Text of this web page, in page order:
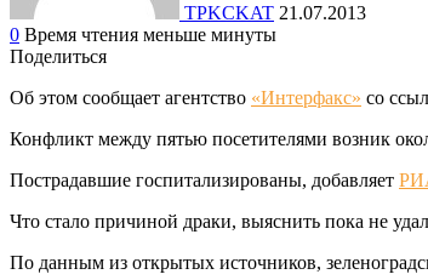
TPKCKAT 21.07.2013
0 Время чтения меньше минуты
Поделиться
через
почту
Об этом сообщает агентство «Интерфакс» со
Конфликт между пятью посетителями возник
Пострадавшие госпитализированы, добавляет
Что стало причиной драки, выяснить пока не
По данным из открытых источников,